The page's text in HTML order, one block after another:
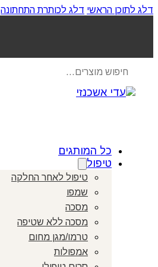
דלג לתוכן הראשי דלג לכותרת התחתונה
search
כל המותגים
טיפול
טיפול לאחר החלקה
שמפו
מסכה
מסכה ללא שטיפה
טרמו/מגן מחום
אמפולות